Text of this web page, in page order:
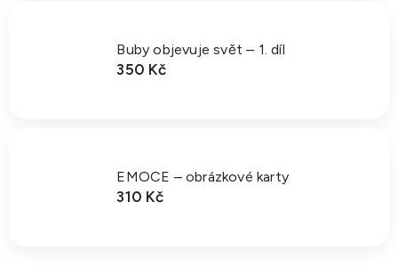
Buby objevuje svět – 1. díl
350 Kč
EMOCE – obrázkové karty
310 Kč